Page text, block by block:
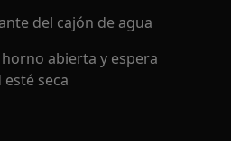
del cajón de agua
abierta y espera
seca